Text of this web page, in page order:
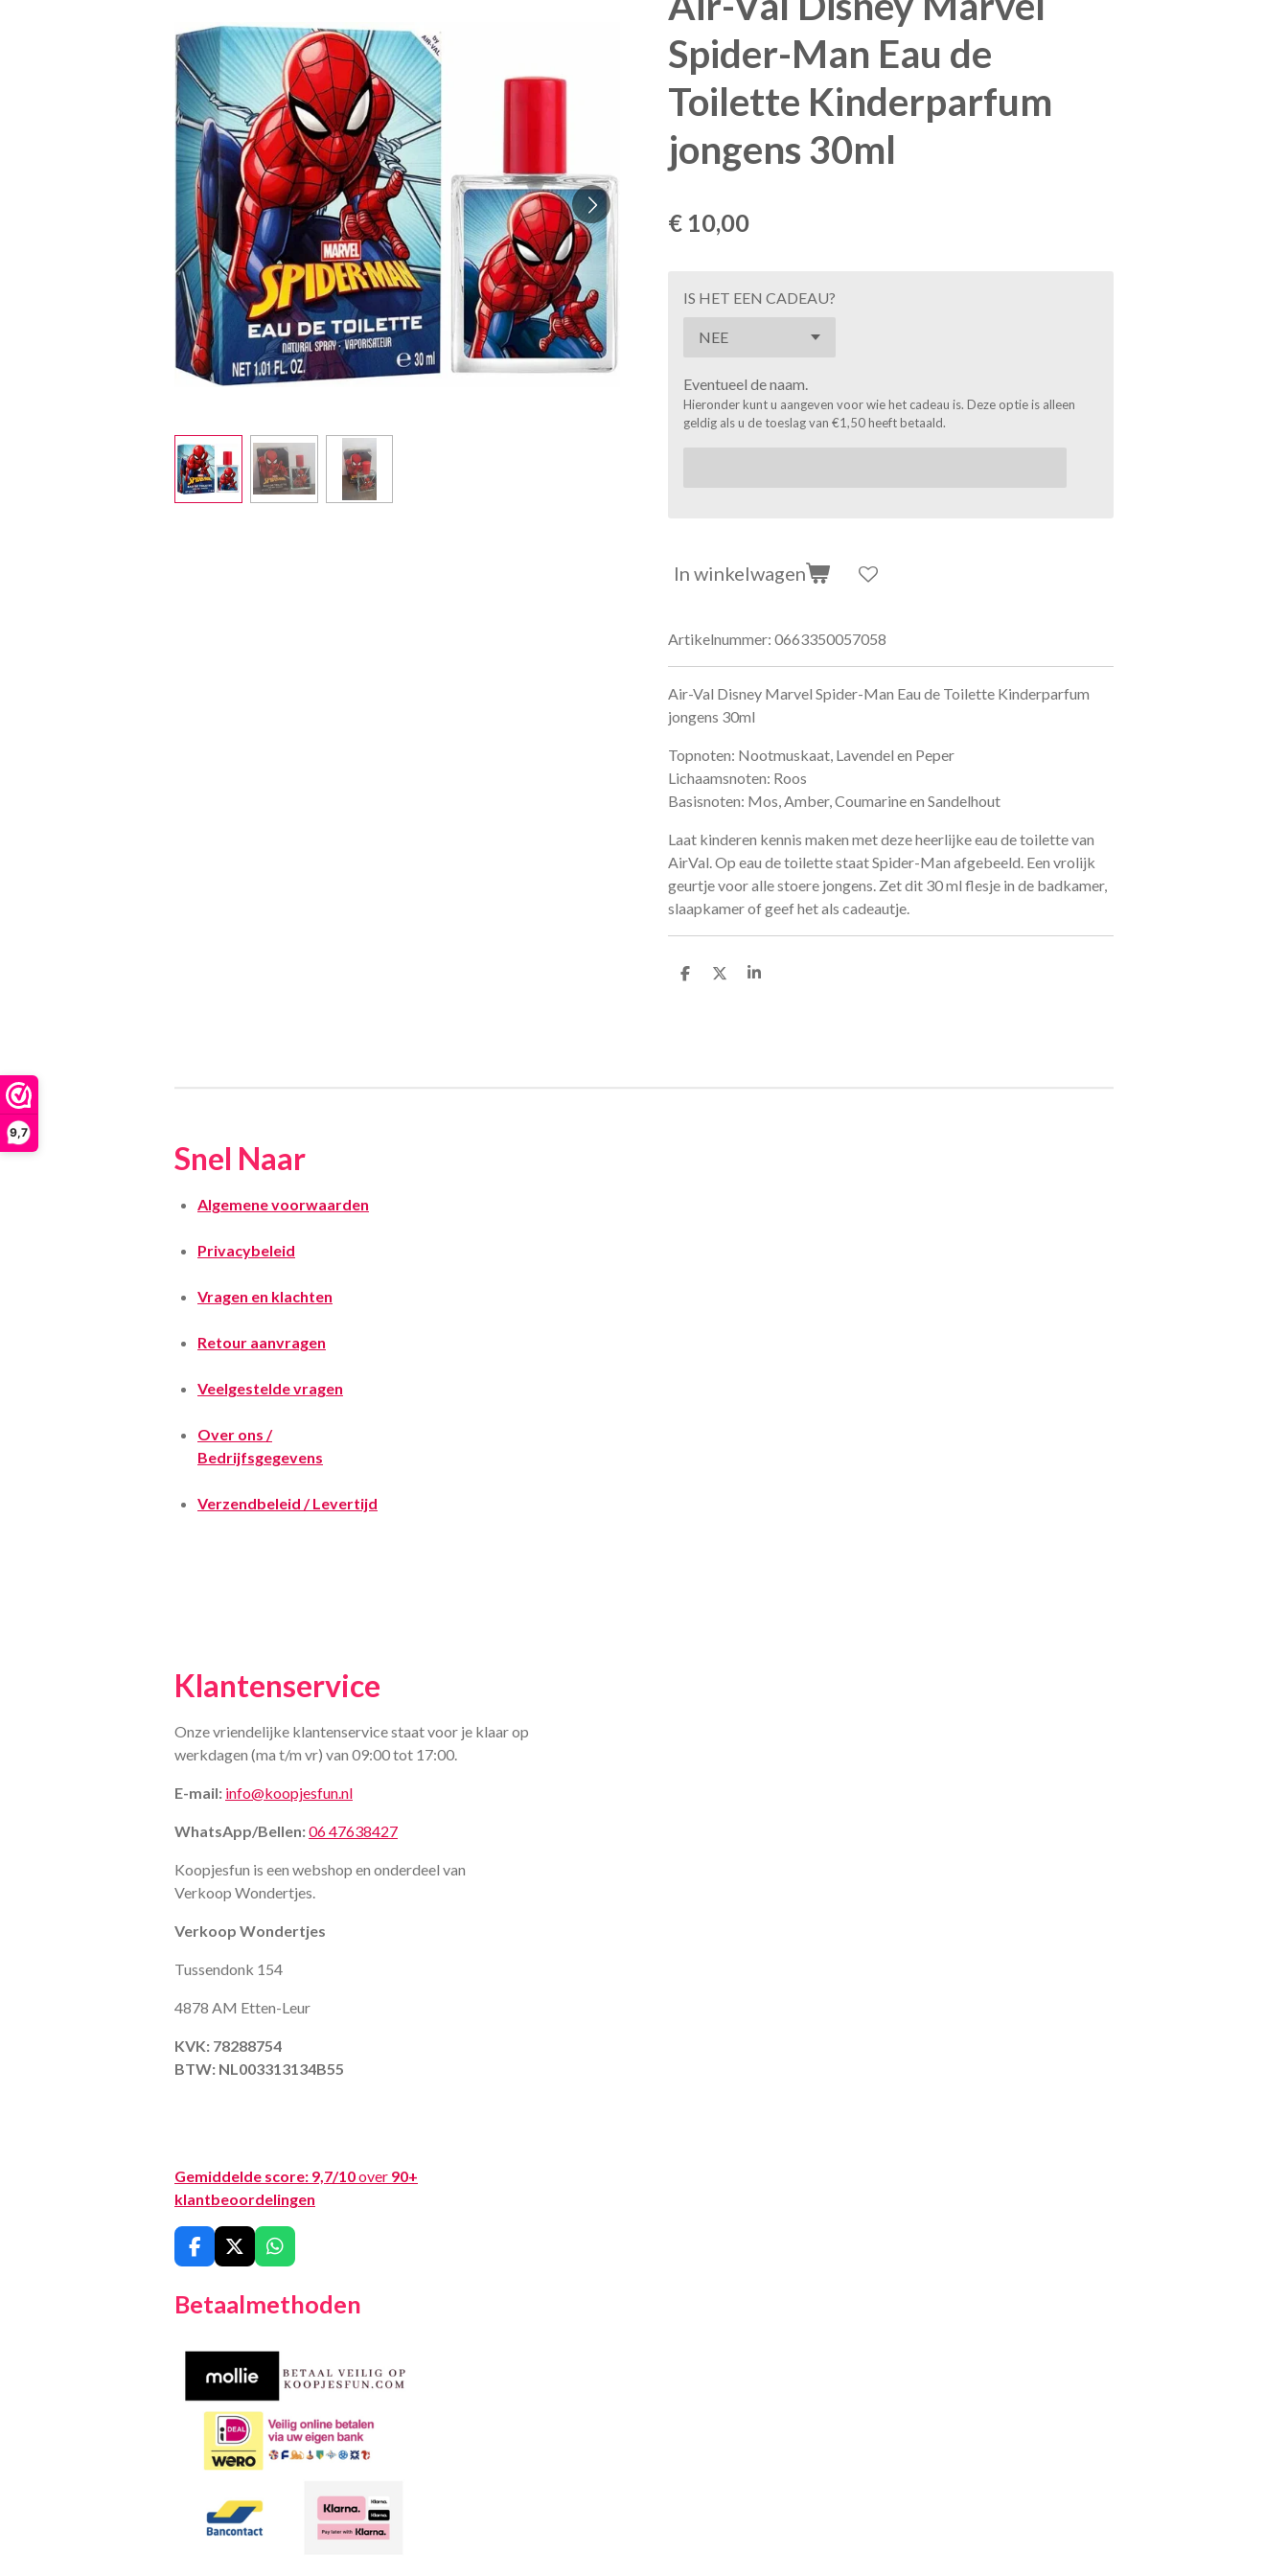
9,7
Spider-Man Eau de
Toilette Kinderparfum
jongens 30ml
€ 10,00
IS HET EEN CADEAU?
Eventueel de naam.
Hieronder kunt u aangeven voor wie het cadeau is. Deze optie is alleen
geldig als u de toeslag van €1,50 heeft betaald.
In winkelwagen
Artikelnummer: 0663350057058
Air-Val Disney Marvel Spider-Man Eau de Toilette Kinderparfum
jongens 30ml
Topnoten: Nootmuskaat, Lavendel en Peper
Lichaamsnoten: Roos
Basisnoten: Mos, Amber, Coumarine en Sandelhout
Laat kinderen kennis maken met deze heerlijke eau de toilette van
AirVal. Op eau de toilette staat Spider-Man afgebeeld. Een vrolijk
geurtje voor alle stoere jongens. Zet dit 30 ml flesje in de badkamer,
slaapkamer of geef het als cadeautje.
D
D
S
Snel Naar
Algemene voorwaarden
Privacybeleid
Vragen en klachten
Retour aanvragen
Veelgestelde vragen
Over ons /
Bedrijfsgegevens
Verzendbeleid / Levertijd
Klantenservice
Onze vriendelijke klantenservice staat voor je klaar op
werkdagen (ma t/m vr) van 09:00 tot 17:00.
E-mail: info@koopjesfun.nl
WhatsApp/Bellen:06 47638427
Koopjesfun is een webshop en onderdeel van
Verkoop Wondertjes.
Verkoop Wondertjes
Tussendonk 154
4878 AM Etten-Leur
KVK: 78288754
BTW: NL003313134B55
Gemiddelde score: 9,7/10over 90+
klantbeoordelingen
F
a
e
X
W
h
t
Betaalmethoden